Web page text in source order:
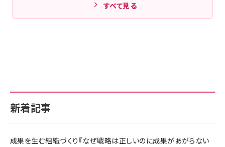
新着記事
成果を生む組織づくり『なぜ戦略は正しいのに成果があがらない
すべて見る